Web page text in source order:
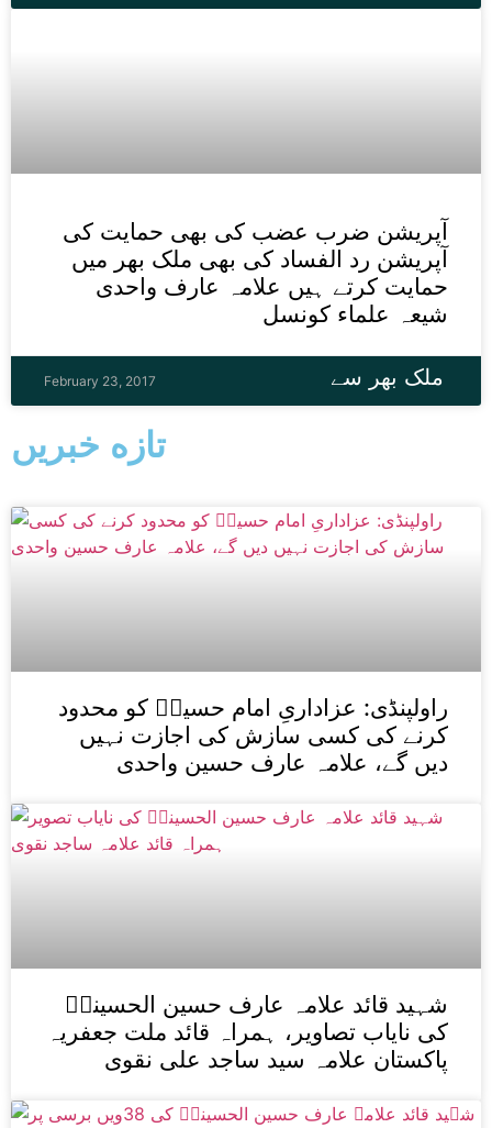
ملک بھر سے
آپریشن ضرب عضب کی بھی حمایت کی
آپریشن رد الفساد کی بھی ملک بھر میں
حمایت کرتے ہیں علامہ عارف واحدی
شیعہ علماء کونسل
February 23, 2017
تازه خبریں
راولپنڈی: عزاداریِ امام حسینؑ کو محدود
کرنے کی کسی سازش کی اجازت نہیں
دیں گے، علامہ عارف حسین واحدی
شہید قائد علامہ عارف حسین الحسینیؒ
کی نایاب تصاویر، ہمراہ قائد ملت جعفریہ
پاکستان علامہ سید ساجد علی نقوی